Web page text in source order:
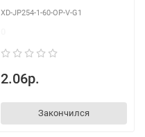
XD-JP254-1-60-OP-V-G1
2.06р.
Закончился